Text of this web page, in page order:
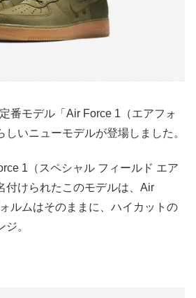
番モデル「Air Force 1（エアフォ
しいニューモデルが登場しました。
1（スペシャル フィールド エア
付けられたこのモデルは、Air
ルムはそのままに、ハイカットの
。